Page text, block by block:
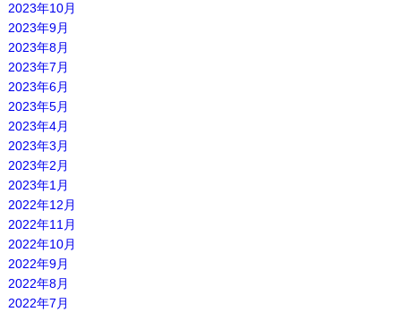
2023年10月
2023年9月
2023年8月
2023年7月
2023年6月
2023年5月
2023年4月
2023年3月
2023年2月
2023年1月
2022年12月
2022年11月
2022年10月
2022年9月
2022年8月
2022年7月